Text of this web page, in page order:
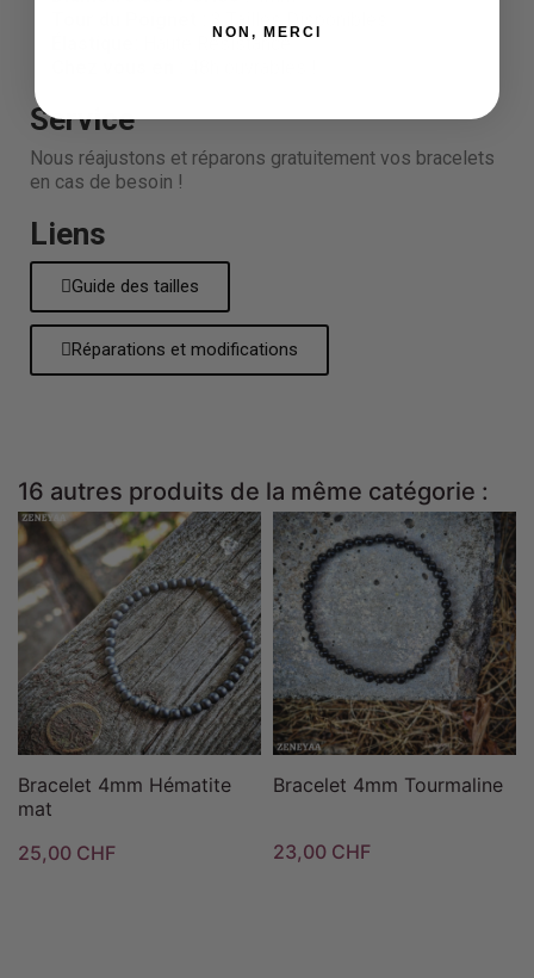
Haute Résistance
Service
Nous réajustons et réparons gratuitement vos bracelets
en cas de besoin !
Liens
Guide des tailles
Réparations et modifications
16 autres produits de la même catégorie :
Bracelet 4mm Hématite
mat
25,00 CHF
Bracelet 4mm Tourmaline
23,00 CHF
NON, MERCI